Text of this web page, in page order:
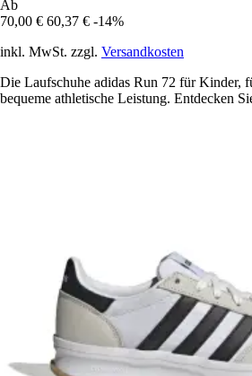
Ab
70,00 € 60,37 € -14%
inkl. MwSt. zzgl. Versandkosten
Die Laufschuhe adidas Run 72 für Kinder,
bequeme athletische Leistung. Entdecken